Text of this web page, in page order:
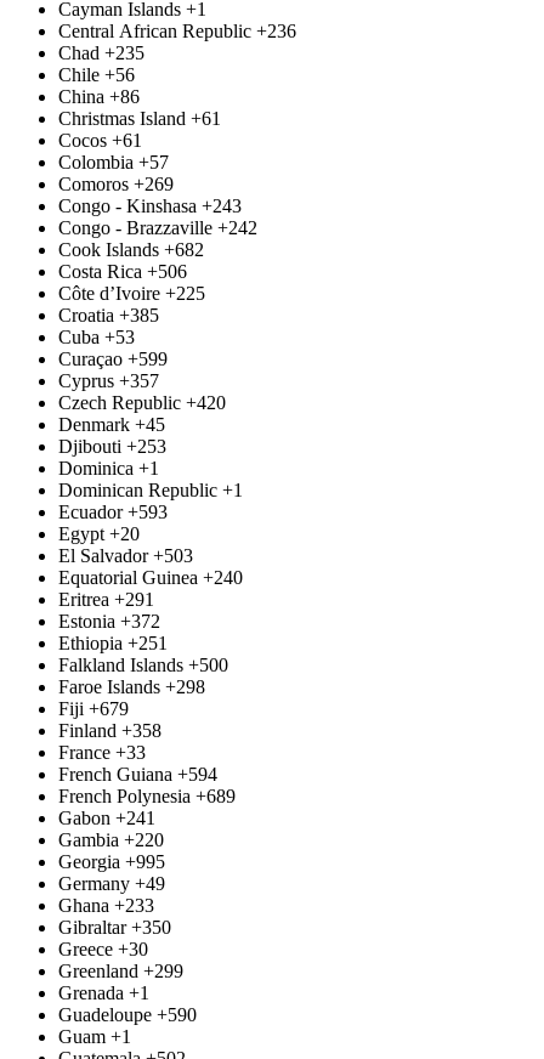
Cayman Islands +1
Central African Republic +236
Chad +235
Chile +56
China +86
Christmas Island +61
Cocos +61
Colombia +57
Comoros +269
Congo - Kinshasa +243
Congo - Brazzaville +242
Cook Islands +682
Costa Rica +506
Côte d’Ivoire +225
Croatia +385
Cuba +53
Curaçao +599
Cyprus +357
Czech Republic +420
Denmark +45
Djibouti +253
Dominica +1
Dominican Republic +1
Ecuador +593
Egypt +20
El Salvador +503
Equatorial Guinea +240
Eritrea +291
Estonia +372
Ethiopia +251
Falkland Islands +500
Faroe Islands +298
Fiji +679
Finland +358
France +33
French Guiana +594
French Polynesia +689
Gabon +241
Gambia +220
Georgia +995
Germany +49
Ghana +233
Gibraltar +350
Greece +30
Greenland +299
Grenada +1
Guadeloupe +590
Guam +1